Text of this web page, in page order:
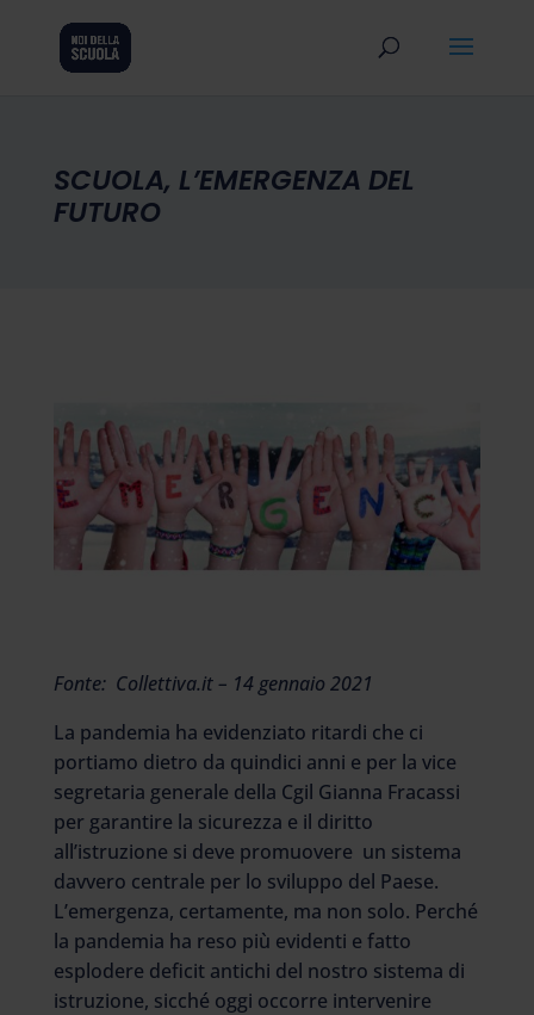
SCUOLA, L’EMERGENZA DEL
FUTURO
Fonte: Collettiva.it – 14 gennaio 2021
La pandemia ha evidenziato ritardi che ci
portiamo dietro da quindici anni e per la vice
segretaria generale della Cgil Gianna Fracassi
per garantire la sicurezza e il diritto
all’istruzione si deve promuovere un sistema
davvero centrale per lo sviluppo del Paese.
L’emergenza, certamente, ma non solo. Perché
la pandemia ha reso più evidenti e fatto
esplodere deficit antichi del nostro sistema di
istruzione, sicché oggi occorre intervenire